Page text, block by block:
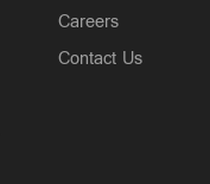
Careers
Contact Us